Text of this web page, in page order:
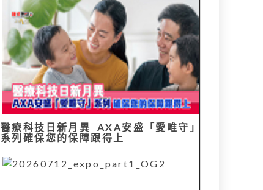
醫療科技日新月異 AXA安盛「愛唯守」
系列確保您的保障跟得上